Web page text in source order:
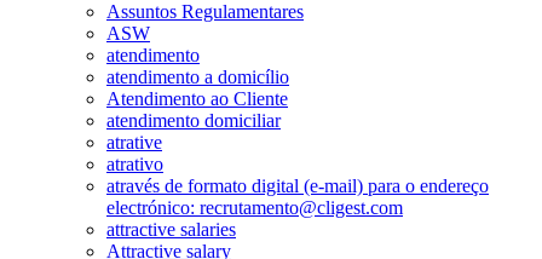
Assuntos Regulamentares
ASW
atendimento
atendimento a domicílio
Atendimento ao Cliente
atendimento domiciliar
atrative
atrativo
através de formato digital (e-mail) para o endereço
electrónico: recrutamento@cligest.com
attractive salaries
Attractive salary